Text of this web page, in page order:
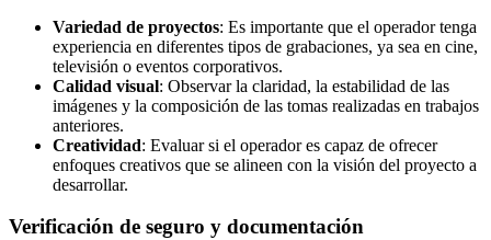
Variedad de proyectos: Es importante que el operador tenga
experiencia en diferentes tipos de grabaciones, ya sea en cine,
televisión o eventos corporativos.
Calidad visual: Observar la claridad, la estabilidad de las
imágenes y la composición de las tomas realizadas en trabajos
anteriores.
Creatividad: Evaluar si el operador es capaz de ofrecer
enfoques creativos que se alineen con la visión del proyecto a
desarrollar.
Verificación de seguro y documentación